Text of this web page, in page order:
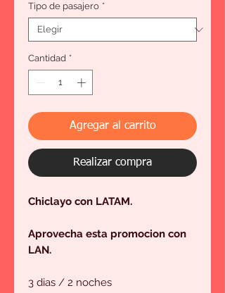
Tipo de pasajero *
Cantidad *
Agregar al carrito
Realizar compra
Chiclayo con LATAM.
Aprovecha esta promocion con
LAN.
3 dias / 2 noches